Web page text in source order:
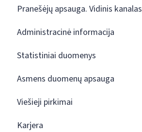
Pranešėjų apsauga. Vidinis kanalas
Administracinė informacija
Statistiniai duomenys
Asmens duomenų apsauga
Viešieji pirkimai
Karjera